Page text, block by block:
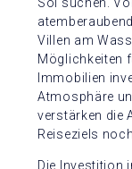
Sol suchen.
Villen am
Möglichkeiten
Immobilien
Atmosphäre
verstärken die
Reiseziels
Die Investition